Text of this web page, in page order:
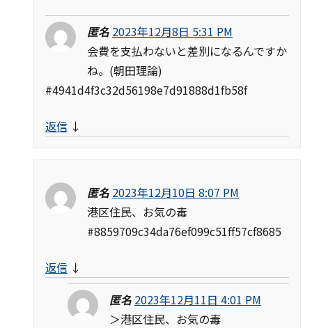
匿名 2023年12月8日 5:31 PM
会費を支払わないと差別になるんですか
ね。(朝田理論)
#4941d4f3c32d56198e7d91888d1fb58f
返信 ↓
匿名 2023年12月10日 8:07 PM
港区住民、お気の毒
#8859709c34da76ef099c51ff57cf8685
返信 ↓
匿名 2023年12月11日 4:01 PM
＞港区住民、お気の毒